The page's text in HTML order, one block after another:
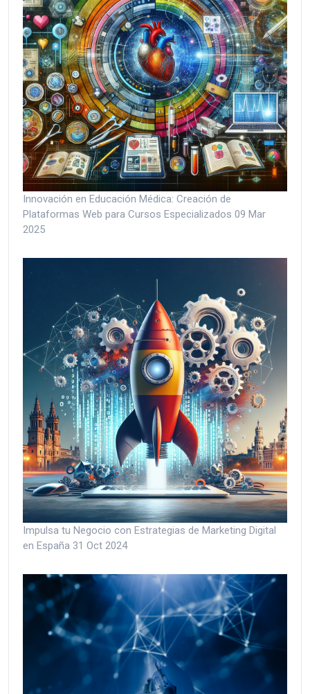
Innovación en Educación Médica: Creación de
Plataformas Web para Cursos Especializados 09 Mar
2025
Impulsa tu Negocio con Estrategias de Marketing Digital
en España 31 Oct 2024